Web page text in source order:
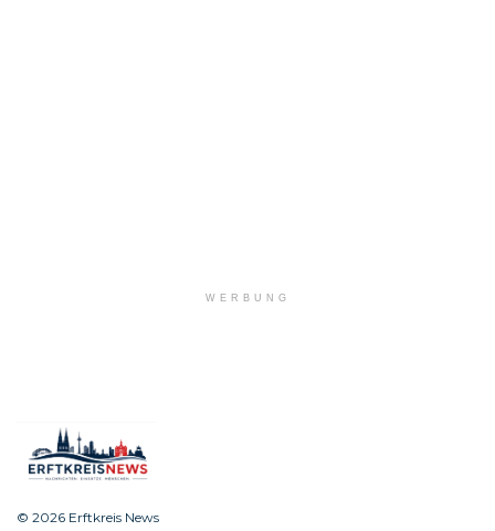
WERBUNG
© 2026 Erftkreis News